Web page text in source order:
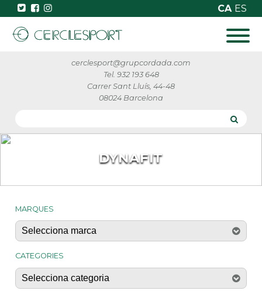
CA ES
cerclesport@grupcordada.com
Tel. 932 193 648
Carrer Sant Lluís, 44-48
08024 Barcelona
DYNAFIT
MARQUES
CATEGORIES